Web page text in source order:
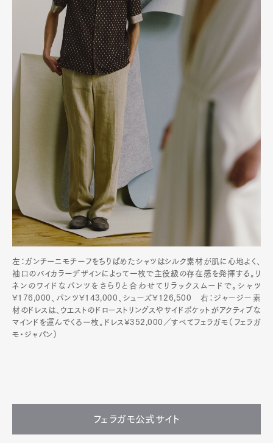
左：ガンチーニモチーフをちりばめたシャツはシルク素材が肌に心地よく、
袖口のバイカラーデザインによって一枚で主役級の存在感を発揮する。リ
ネンのワイドなパンツをさらりと合わせてリラックスムードで。シャツ
¥176,000、パンツ¥143,000、シューズ¥126,500 右：ジャージー素
材のドレスは、ウエストのドローストリングスやサイドポケットがアクティブな
マインドを運んでくる一枚。ドレス¥352,000／すべてフェラガモ（フェラガ
モ・ジャパン）
フェラガモ公式サイト